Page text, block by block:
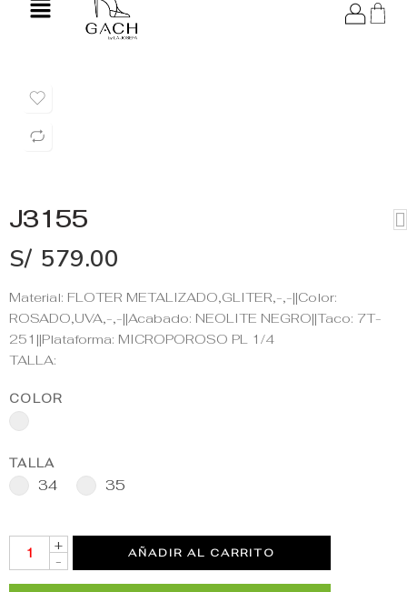
J3155
S/ 579.00
Material: FLOTER METALIZADO,GLITER,-,-||Color:
ROSADO,UVA,-,-||Acabado: NEOLITE NEGRO||Taco: 7T-
251||Plataforma: MICROPOROSO PL 1/4
TALLA:
COLOR
TALLA
34 35
+
-
AÑADIR AL CARRITO